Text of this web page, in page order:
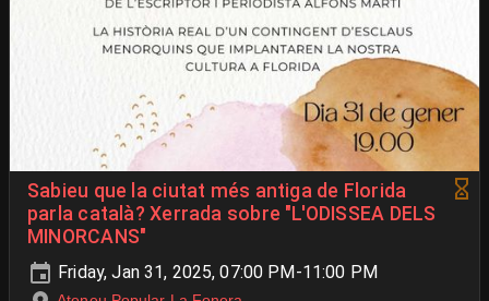
Sabieu que la ciutat més antiga de Florida
parla català? Xerrada sobre "L'ODISSEA DELS
MINORCANS"
Friday, Jan 31, 2025, 07:00 PM-11:00 PM